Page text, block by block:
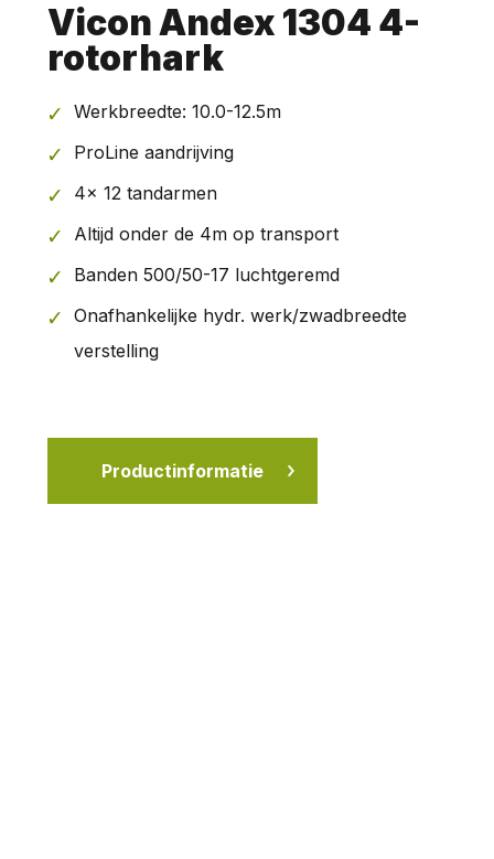
Vicon Andex 1304 4-
rotorhark
Werkbreedte: 10.0-12.5m
ProLine aandrijving
4x 12 tandarmen
Altijd onder de 4m op transport
Banden 500/50-17 luchtgeremd
Onafhankelijke hydr. werk/zwadbreedte
verstelling
Productinformatie